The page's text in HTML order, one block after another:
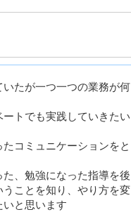
たが一つ一つの業務が何
トでも実践していきたい
コミュニケーションをと
、勉強になった指導を後
ことを知り、やり方を変
と思います